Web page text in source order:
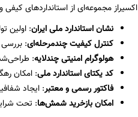
اکسیراز مجموعه‌ای از استانداردهای
نشان استاندارد ملی ایران: اولین
کنترل کیفیت چندمرحله‌ای:
هولوگرام امنیتی چندلایه:
کد یکتای استاندارد ملی: امکان
فاکتور رسمی و معتبر: ایجاد
امکان بازخرید شمش‌ها: تحت